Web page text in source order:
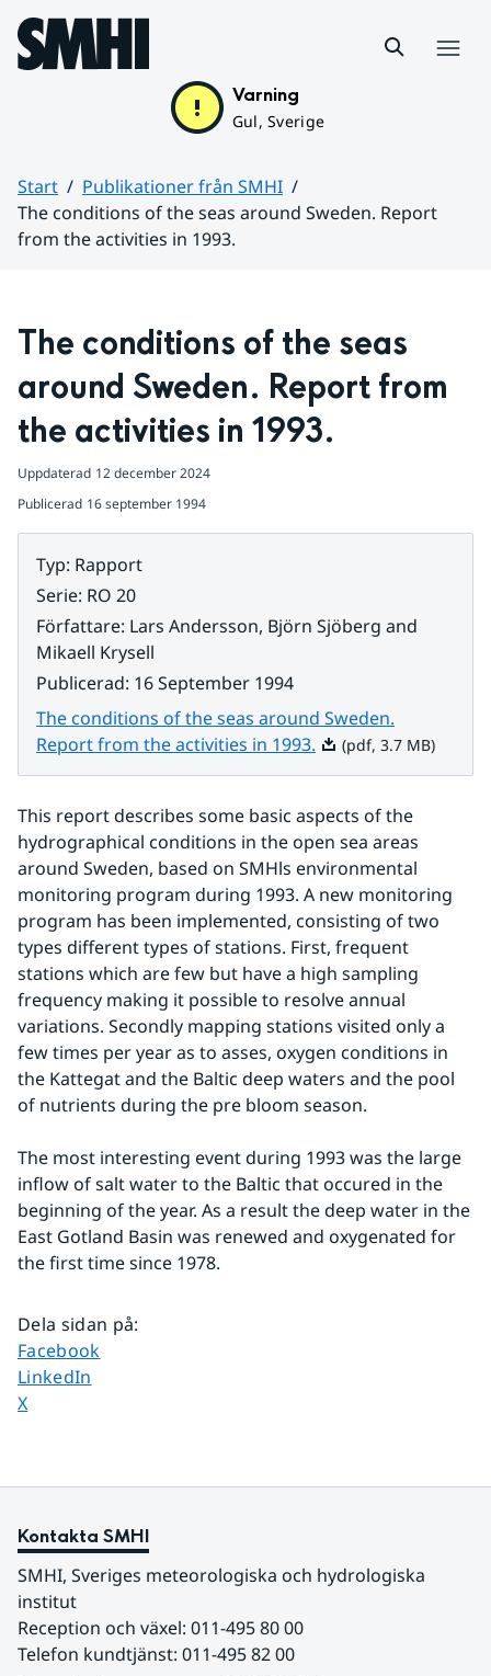
Hoppa till sidans innehåll
Varning
Gul, Sverige
Start
Publikationer från SMHI
The conditions of the seas around Sweden. Report
from the activities in 1993.
The conditions of the seas
around Sweden. Report from
the activities in 1993.
Uppdaterad 12 december 2024
Publicerad 16 september 1994
Typ: Rapport
Serie: RO 20
Författare: Lars Andersson, Björn Sjöberg and
Mikaell Krysell
Publicerad: 16 September 1994
The conditions of the seas around Sweden.
Report from the activities in 1993. Pdf, 3.7 MB.
(pdf, 3.7 MB)
This report describes some basic aspects of the
hydrographical conditions in the open sea areas
around Sweden, based on SMHls environmental
monitoring program during 1993. A new monitoring
program has been implemented, consisting of two
types different types of stations. First, frequent
stations which are few but have a high sampling
frequency making it possible to resolve annual
variations. Secondly mapping stations visited only a
few times per year as to asses, oxygen conditions in
the Kattegat and the Baltic deep waters and the pool
of nutrients during the pre bloom season.
The most interesting event during 1993 was the large
inflow of salt water to the Baltic that occured in the
beginning of the year. As a result the deep water in the
East Gotland Basin was renewed and oxygenated for
the first time since 1978.
Dela sidan på:
Dela sidan på
Facebook
Dela sidan på
LinkedIn
Dela sidan på
X
Kontakta SMHI
SMHI, Sveriges meteorologiska och hydrologiska
institut
Reception och växel: 011-495 80 00
Telefon kundtjänst: 011-495 82 00